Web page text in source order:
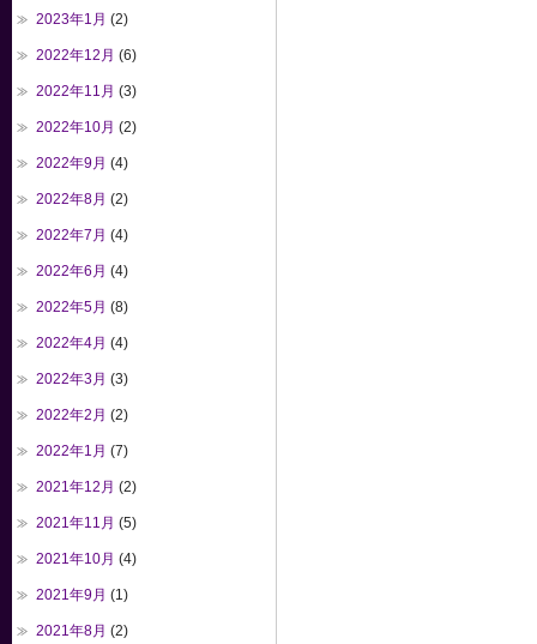
2023年1月 (2)
2022年12月 (6)
2022年11月 (3)
2022年10月 (2)
2022年9月 (4)
2022年8月 (2)
2022年7月 (4)
2022年6月 (4)
2022年5月 (8)
2022年4月 (4)
2022年3月 (3)
2022年2月 (2)
2022年1月 (7)
2021年12月 (2)
2021年11月 (5)
2021年10月 (4)
2021年9月 (1)
2021年8月 (2)